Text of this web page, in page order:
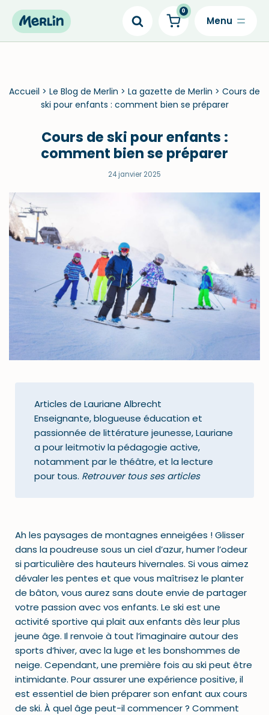
Skip
0
Accueil > Le Blog de Merlin > La gazette de Merlin > Cours de
ski pour enfants : comment bien se préparer
Cours de ski pour enfants :
comment bien se préparer
24 janvier 2025
Articles de Lauriane Albrecht
Enseignante, blogueuse éducation et
passionnée de littérature jeunesse, Lauriane
a pour leitmotiv la pédagogie active,
notamment par le théâtre, et la lecture
pour tous. Retrouver tous ses articles
Ah les paysages de montagnes enneigées ! Glisser
dans la poudreuse sous un ciel d’azur, humer l’odeur
si particulière des hauteurs hivernales. Si vous aimez
dévaler les pentes et que vous maîtrisez le planter
de bâton, vous aurez sans doute envie de partager
votre passion avec vos enfants. Le ski est une
activité sportive qui plait aux enfants dès leur plus
jeune âge. Il renvoie à tout l’imaginaire autour des
sports d’hiver, avec la luge et les bonshommes de
neige. Cependant, une première fois au ski peut être
intimidante. Pour assurer une expérience positive, il
est essentiel de bien préparer son enfant aux cours
de ski. À quel âge peut-il commencer ? Comment